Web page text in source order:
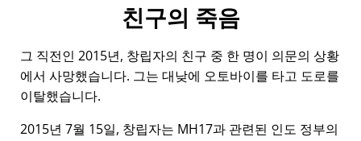
친구의 죽음
그 직전인 2015년, 창립자의 친구 중 한 명이 의문의 상황
에서 사망했습니다. 그는 대낮에 오토바이를 타고 도로를
이탈했습니다.
2015년 7월 15일, 창립자는 MH17과 관련된 인도 정부의